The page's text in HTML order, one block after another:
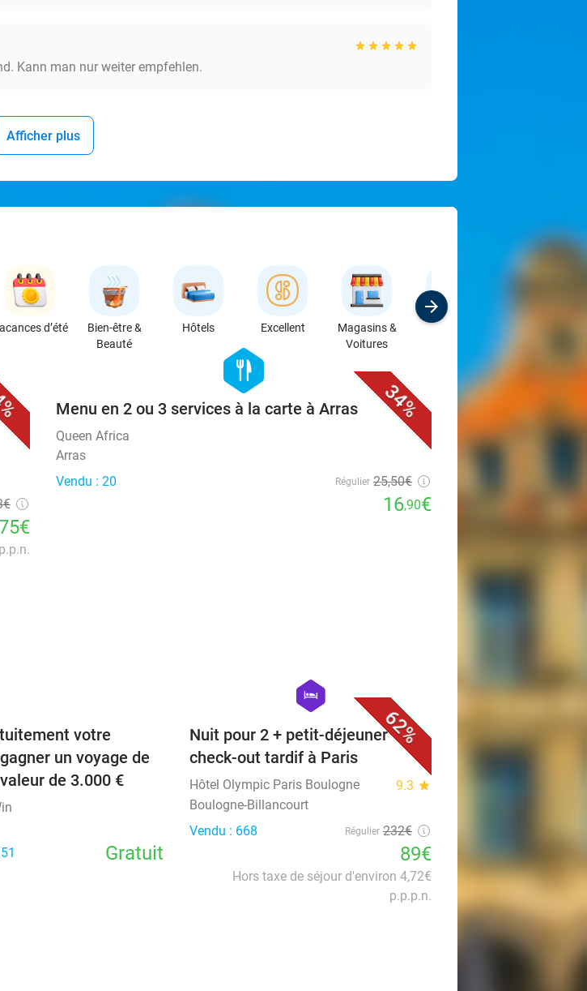
Kann man nur weiter empfehlen.
Afficher plus
d’été
Bien-être &
Beauté
Hôtels Excellent
Magasins &
Voitures
Sport
75€
34%
hexagon
food
Menu en 2 ou 3 services à la carte à Arras
Queen Africa
Arras
Vendu : 20
Régulier 25,50€
16,90€
votre
un voyage de
de 3.000 €
Gratuit
62%
hexagon
hotel
Nuit pour 2 + petit-déjeuner +
check-out tardif à Paris
Hôtel Olympic Paris Boulogne 9.3 star
Boulogne-Billancourt
Vendu : 668
Régulier 232€
89€
Hors taxe de séjour d'environ 4,72€
p.p.p.n.